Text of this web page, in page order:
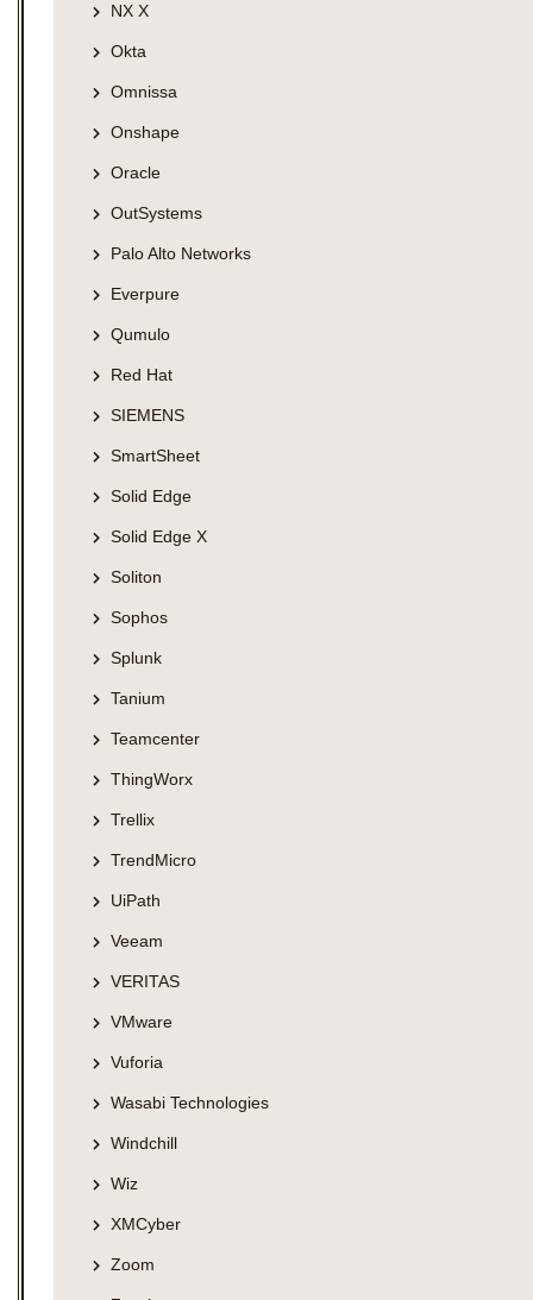
NX X
Okta
Omnissa
Onshape
Oracle
OutSystems
Palo Alto Networks
Everpure
Qumulo
Red Hat
SIEMENS
SmartSheet
Solid Edge
Solid Edge X
Soliton
Sophos
Splunk
Tanium
Teamcenter
ThingWorx
Trellix
TrendMicro
UiPath
Veeam
VERITAS
VMware
Vuforia
Wasabi Technologies
Windchill
Wiz
XMCyber
Zoom